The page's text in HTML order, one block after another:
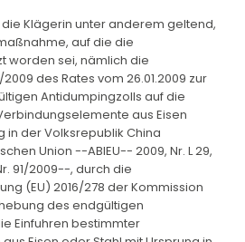
Klägerin unter anderem geltend,
auf die die
worden sei, nämlich die
des Rates vom 26.01.2009 zur
Antidumpingzolls auf die
aus Eisen
in der Volksrepublik China
Union --ABlEU-- 2009, Nr. L 29,
91/2009--, durch die
(EU) 2016/278 der Kommission
des endgültigen
Einfuhren bestimmter